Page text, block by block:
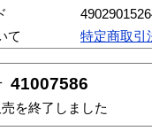
て
特定商取引
41007586
を終了しました